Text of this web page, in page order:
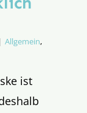
Allgemein,
ist